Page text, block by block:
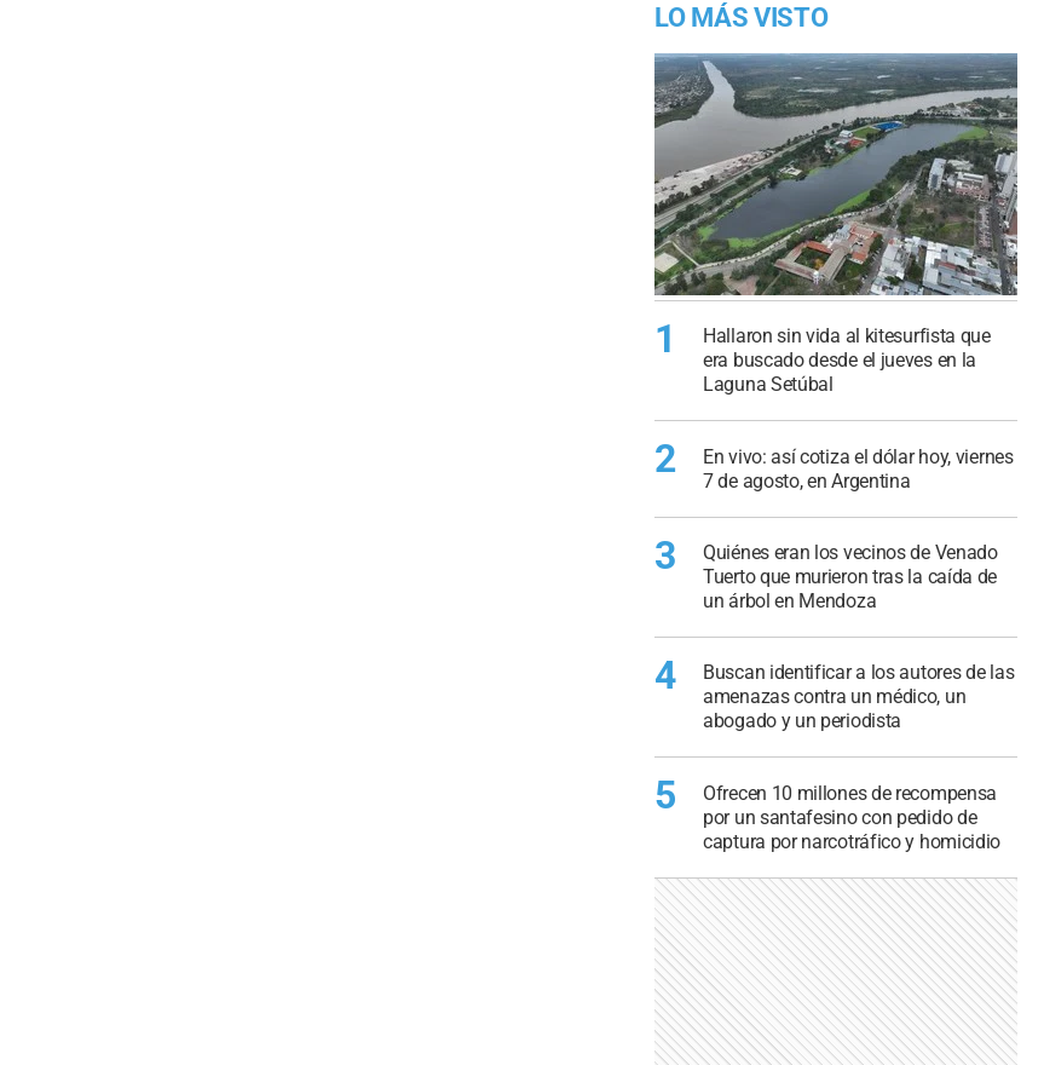
LO MÁS VISTO
1
Hallaron sin vida al kitesurfista que
era buscado desde el jueves en la
Laguna Setúbal
2
En vivo: así cotiza el dólar hoy, viernes
7 de agosto, en Argentina
3
Quiénes eran los vecinos de Venado
Tuerto que murieron tras la caída de
un árbol en Mendoza
4
Buscan identificar a los autores de las
amenazas contra un médico, un
abogado y un periodista
5
Ofrecen 10 millones de recompensa
por un santafesino con pedido de
captura por narcotráfico y homicidio